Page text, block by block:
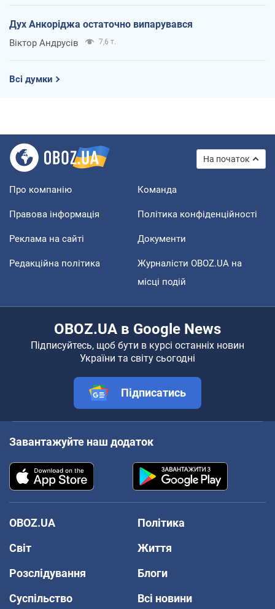
Дух Анкоріджа остаточно випарувався
Віктор Андрусів 7,6 т.
Всі думки
На початок
Про компанію Команда
Правова інформація Політика конфіденційності
Реклама на сайті Документи
Редакційна політика
Журналісти OBOZ.UA на
місці подій
OBOZ.UA в Google News
Підписуйтесь, щоб бути в курсі останніх новин
України та світу сьогодні
Підписатись
Завантажуйте наш додаток
OBOZ.UA
Політика
Світ
Життя
Розслідування
Блоги
Суспільство
Всі новини